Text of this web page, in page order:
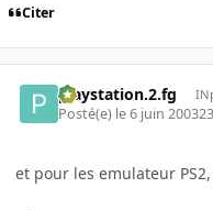
Citer
playstation.2.fg
Posté(e) le 6 juin 2003
et pour les emulateur